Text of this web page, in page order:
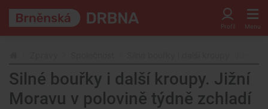
Silné bouřky i další kroupy. Jižní
Moravu v polovině týdně zchladí